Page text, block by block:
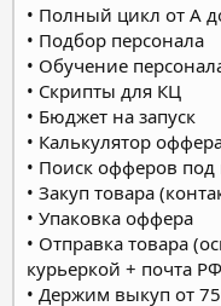
• Полный цикл от А
• Подбор персонала
• Обучение
• Скрипты для КЦ
• Бюджет на запуск
• Калькулятор
• Поиск офферов
• Закуп товара
• Упаковка оффера
• Отправка товара
курьеркой + почта
• Держим выкуп от